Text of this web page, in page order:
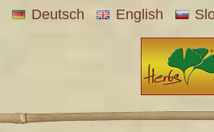
Deutsch English